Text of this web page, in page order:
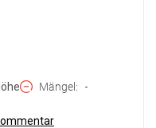
Mängel -